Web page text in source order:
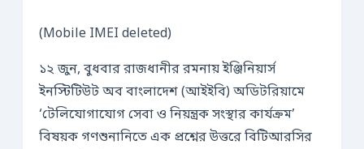
(Mobile IMEI deleted)
১২ জুন, বুধবার রাজধানীর রমনায় ইঞ্জিনিয়ার্স
ইনস্টিটিউট অব বাংলাদেশ (আইইবি) অডিটরিয়ামে
‘টেলিযোগাযোগ সেবা ও নিয়ন্ত্রক সংস্থার কার্যক্রম’
বিষয়ক গণশুনানিতে এক প্রশ্নের উত্তরে বিটিআরসির